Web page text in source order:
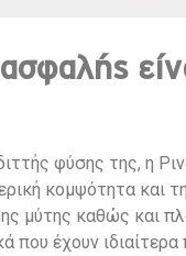
φύσης της, η
κομψότητα και
μύτης καθώς και
που έχουν